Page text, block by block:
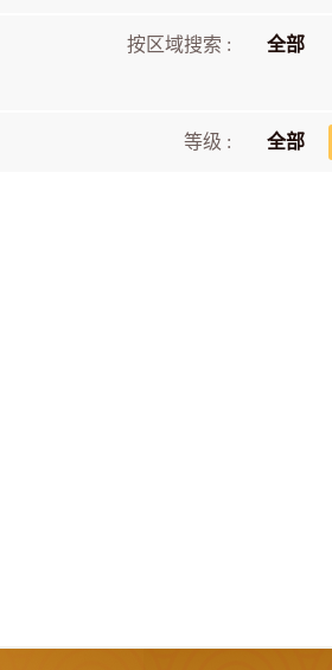
按区域搜索 : 全部
等级 : 全部